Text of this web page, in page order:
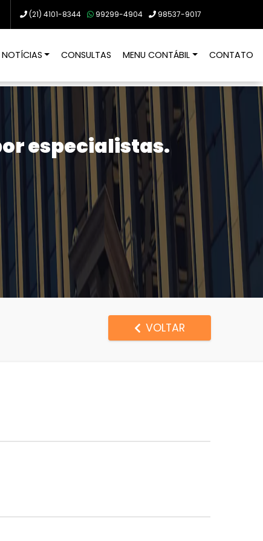
(21) 4101-8344 99299-4904 98537-9017
NOTÍCIAS CONSULTAS MENU CONTÁBIL CONTATO
especialistas.
VOLTAR